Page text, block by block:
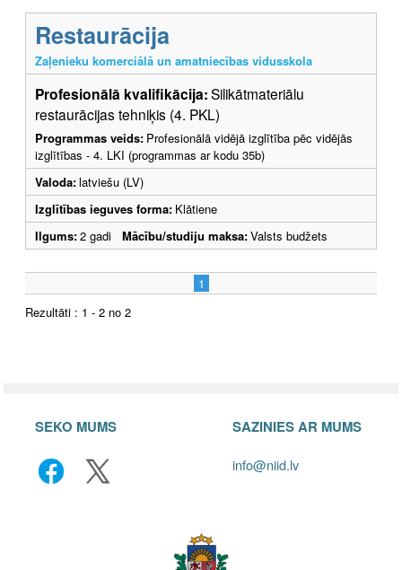
Restaurācija
Zaļenieku komerciālā un amatniecības vidusskola
Profesionālā kvalifikācija:Silikātmateriālu
restaurācijas tehniķis (4. PKL)
Programmas veids: Profesionālā vidējā izglītība pēc vidējās
izglītības - 4. LKI (programmas ar kodu 35b)
Valoda:latviešu (LV)
Izglītības ieguves forma: Klātiene
Ilgums:2 gadi Mācību/studiju maksa:Valsts budžets
1
Rezultāti : 1 - 2 no 2
SEKO MUMS SAZINIES AR MUMS
info@niid.lv